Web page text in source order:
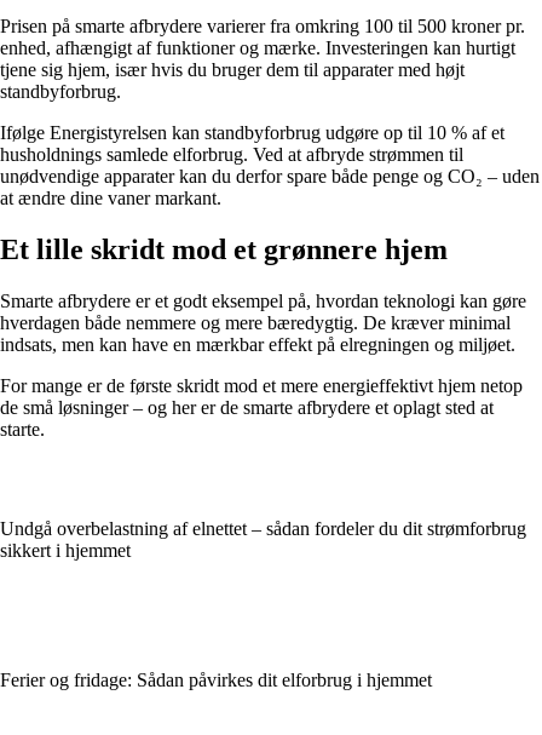
Prisen på smarte afbrydere varierer fra omkring 100 til 500 kroner pr.
enhed, afhængigt af funktioner og mærke. Investeringen kan hurtigt
tjene sig hjem, især hvis du bruger dem til apparater med højt
standbyforbrug.
Ifølge Energistyrelsen kan standbyforbrug udgøre op til 10 % af et
husholdnings samlede elforbrug. Ved at afbryde strømmen til
unødvendige apparater kan du derfor spare både penge og CO₂ – uden
at ændre dine vaner markant.
Et lille skridt mod et grønnere hjem
Smarte afbrydere er et godt eksempel på, hvordan teknologi kan gøre
hverdagen både nemmere og mere bæredygtig. De kræver minimal
indsats, men kan have en mærkbar effekt på elregningen og miljøet.
For mange er de første skridt mod et mere energieffektivt hjem netop
de små løsninger – og her er de smarte afbrydere et oplagt sted at
starte.
Undgå overbelastning af elnettet – sådan fordeler du dit strømforbrug
sikkert i hjemmet
Ferier og fridage: Sådan påvirkes dit elforbrug i hjemmet